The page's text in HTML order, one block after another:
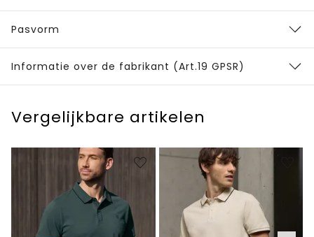
Pasvorm
Informatie over de fabrikant (Art.19 GPSR)
Vergelijkbare artikelen